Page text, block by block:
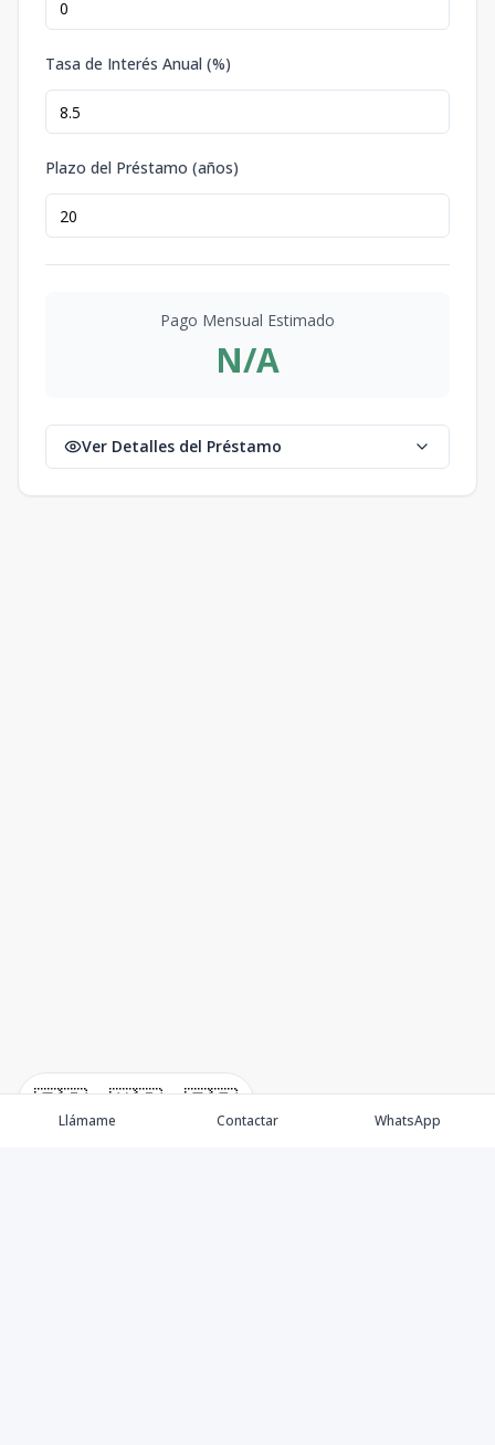
🇪🇸 🇺🇸 🇫🇷
Tasa de Interés Anual (%)
Plazo del Préstamo (años)
Pago Mensual Estimado
N/A
Ver Detalles del Préstamo
Llámame Contactar WhatsApp